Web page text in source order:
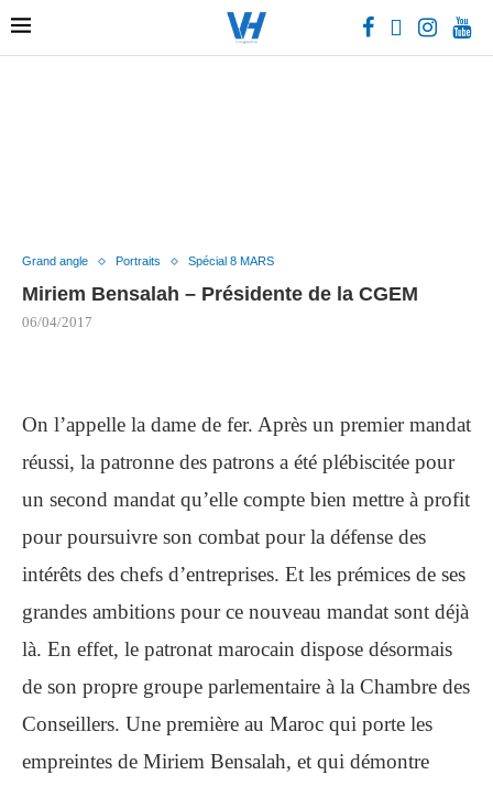
Grand angle Portraits Spécial 8 MARS
Miriem Bensalah – Présidente de la CGEM
06/04/2017
On l’appelle la dame de fer. Après un premier mandat
réussi, la patronne des patrons a été plébiscitée pour
un second mandat qu’elle compte bien mettre à profit
pour poursuivre son combat pour la défense des
intérêts des chefs d’entreprises. Et les prémices de ses
grandes ambitions pour ce nouveau mandat sont déjà
là. En effet, le patronat marocain dispose désormais
de son propre groupe parlementaire à la Chambre des
Conseillers. Une première au Maroc qui porte les
empreintes de Miriem Bensalah, et qui démontre